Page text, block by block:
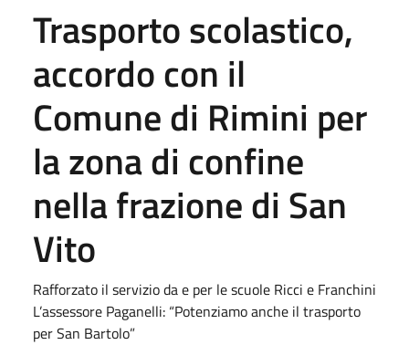
Trasporto scolastico,
accordo con il
Comune di Rimini per
la zona di confine
nella frazione di San
Vito
Rafforzato il servizio da e per le scuole Ricci e Franchini
L’assessore Paganelli: “Potenziamo anche il trasporto
per San Bartolo”